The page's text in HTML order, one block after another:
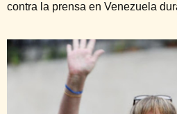
contra la prensa en Venezuela